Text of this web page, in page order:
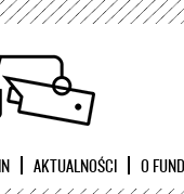
AKTUALNOŚCI O